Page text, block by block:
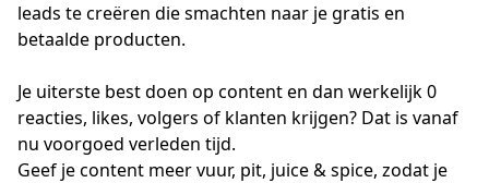
leads te creëren die smachten naar je gratis en
betaalde producten.
Je uiterste best doen op content en dan werkelijk 0
reacties, likes, volgers of klanten krijgen? Dat is vanaf
nu voorgoed verleden tijd.
Geef je content meer vuur, pit, juice & spice, zodat je